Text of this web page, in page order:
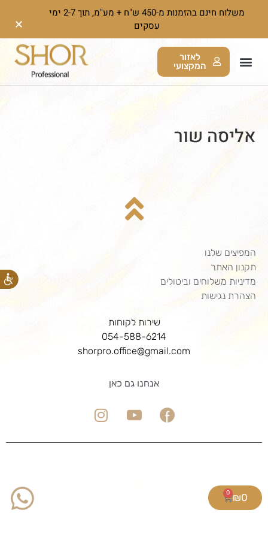
לאזור
המקצועי
אליסה שור
המפיצים שלנו
תקנון האתר
מדיניות משלוחים וביטולים
הצהרת נגישות
שירות לקוחות
054-588-6214
shorpro.office@gmail.com
אנחנו גם כאן
₪0
0
משלוח חינם בהזמנות מ-450 ש"ח + מע"מ, תוך 2-7 ימי
עסקים